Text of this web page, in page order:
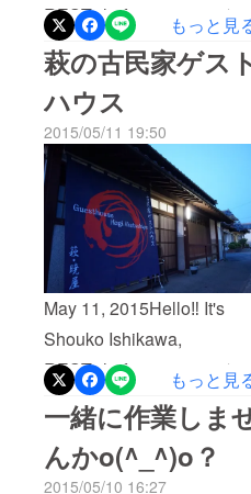
REST...hofu junctionこんに
ちはー！広報担当の石川 翔
子です(๑´ڡ`๑) REST...hofu
junction.皆様に支えて頂き
本日、レスト防府ジャン
ションをOpenさせる事が
来ました。笑顔溢れる明る
いお店を目指します。ゆ
くりしにいらして下さい
皆様にお会い出来るのを
しみにしておりますo(^_^)o
レストラン&amp;バー
REST...hofu
00 【REST...hofujunction】
住所：防府市天神２丁目２
もっと見
萩の古民家ゲス
ハウス
2015/05/11 19:50
May 11, 2015Hello‼︎ It's
Shouko Ishikawa,
REST...hofu junctionこんに
ちはー！広報担当の石川 翔
子です(๑´ڡ`๑) 山口県萩市
にある古民家ゲストハウス
もっと見
一緒に作業しま
んかo(^_^)o？
2015/05/10 16:27